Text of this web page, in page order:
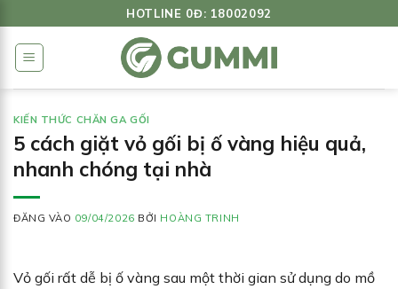
qua
dung
HOTLINE 0Đ: 18002092
KIẾN THỨC CHĂN GA GỐI
5 cách giặt vỏ gối bị ố vàng hiệu quả,
nhanh chóng tại nhà
ĐĂNG VÀO 09/04/2026 BỞI HOÀNG TRINH
Vỏ gối rất dễ bị ố vàng sau một thời gian sử dụng do mồ